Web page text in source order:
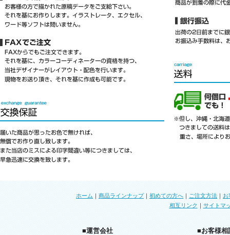
ホーム ｜ 商品ラインナップ｜ 初めての方へ ｜ ご注文方法 ｜ お
相互リンク ｜ サイトマ
■運営会社 ■お客様相